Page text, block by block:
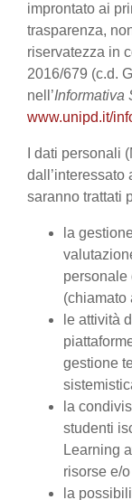
improntato ai
trasparenza,
riservatezza in
2016/679 (c.d.
nell’Informativa
www.unipd.it/
I dati personali
dall’interessato
saranno trattati
la
personale
(chiamato
le attività
gestione
la
studenti
Learning
risorse e/
la